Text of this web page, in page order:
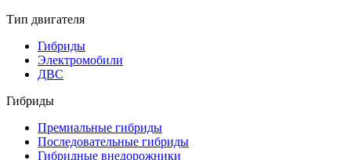
Тип двигателя
Гибриды
Электромобили
ДВС
Гибриды
Премиальные гибриды
Последовательные гибриды
Гибридные внедорожники